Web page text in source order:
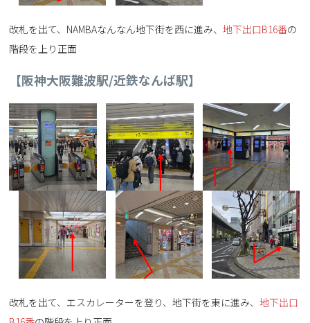
改札を出て、NAMBAなんなん地下街を西に進み、地下出口B16番の
階段を上り正面
【阪神大阪難波駅/近鉄なんば駅】
改札を出て、エスカレーターを登り、地下街を東に進み、地下出口